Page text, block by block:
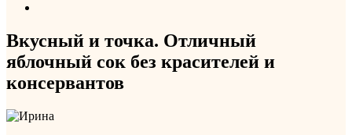
Вкусный и точка. Отличный
яблочный сок без красителей и
консервантов